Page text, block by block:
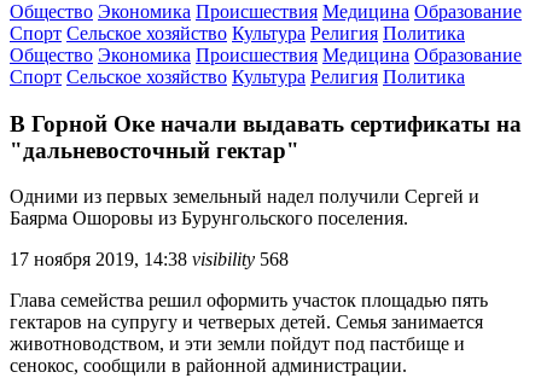
Общество Экономика Происшествия Медицина Образование
Спорт Сельское хозяйство Культура Религия Политика
Общество Экономика Происшествия Медицина Образование
Спорт Сельское хозяйство Культура Религия Политика
В Горной Оке начали выдавать сертификаты на
"дальневосточный гектар"
Одними из первых земельный надел получили Сергей и
Баярма Ошоровы из Бурунгольского поселения.
17 ноября 2019, 14:38 visibility 568
Глава семейства решил оформить участок площадью пять
гектаров на супругу и четверых детей. Семья занимается
животноводством, и эти земли пойдут под пастбище и
сенокос, сообщили в районной администрации.